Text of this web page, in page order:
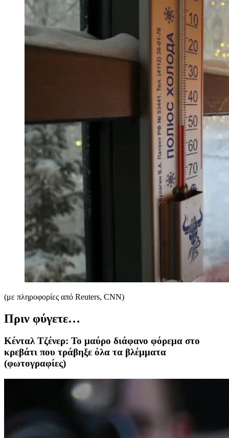
(με πληροφορίες από Reuters, CNN)
Πριν φύγετε…
Κένταλ Τζένερ: Το μαύρο διάφανο φόρεμα στο
κρεβάτι που τράβηξε όλα τα βλέμματα
(φωτογραφίες)